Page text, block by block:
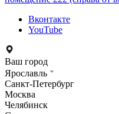
Вконтакте
YouTube
Ваш город
Ярославль
Санкт-Петербург
Москва
Челябинск